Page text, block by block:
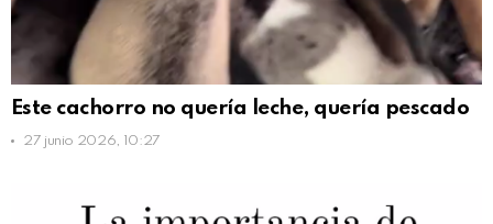
Este cachorro no quería leche, quería pescado
27 junio 2026, 10:27